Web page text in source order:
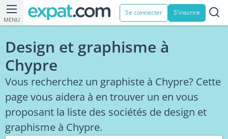
MENU
Se connecter S'inscrire
Design et graphisme à
Chypre
Vous recherchez un graphiste à Chypre? Cette
page vous aidera à en trouver un en vous
proposant la liste des sociétés de design et
graphisme à Chypre.